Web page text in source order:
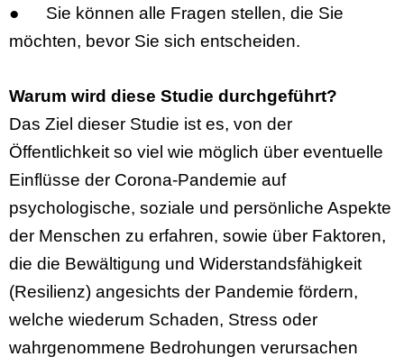
●
Sie können alle Fragen stellen, die Sie
möchten, bevor Sie sich entscheiden.
Warum wird diese Studie durchgeführt?
Das Ziel dieser Studie ist es, von der
Öffentlichkeit so viel wie möglich über eventuelle
Einflüsse der Corona-Pandemie auf
psychologische, soziale und persönliche Aspekte
der Menschen zu erfahren, sowie über Faktoren,
die die Bewältigung und Widerstandsfähigkeit
(Resilienz) angesichts der Pandemie fördern,
welche wiederum Schaden, Stress oder
wahrgenommene Bedrohungen verursachen